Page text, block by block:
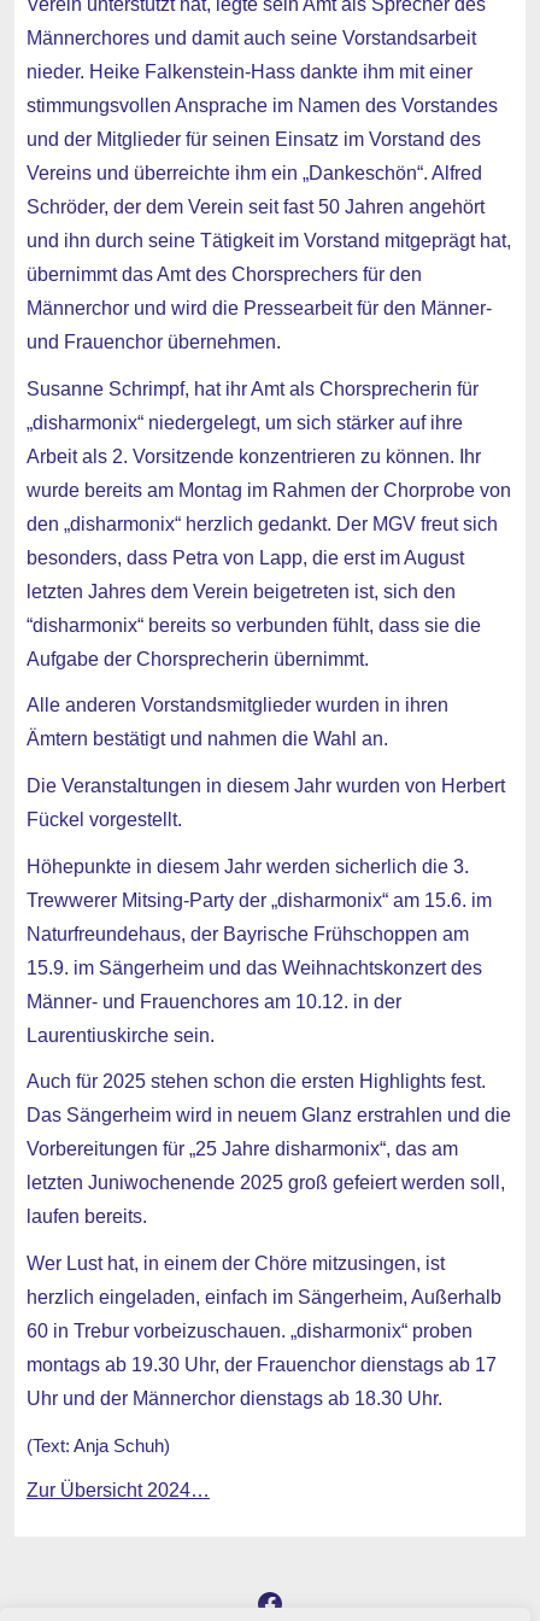
Verein unterstützt hat, legte sein Amt als Sprecher des
Männerchores und damit auch seine Vorstandsarbeit
nieder. Heike Falkenstein-Hass dankte ihm mit einer
stimmungsvollen Ansprache im Namen des Vorstandes
und der Mitglieder für seinen Einsatz im Vorstand des
Vereins und überreichte ihm ein „Dankeschön“. Alfred
Schröder, der dem Verein seit fast 50 Jahren angehört
und ihn durch seine Tätigkeit im Vorstand mitgeprägt hat,
übernimmt das Amt des Chorsprechers für den
Männerchor und wird die Pressearbeit für den Männer-
und Frauenchor übernehmen.
Susanne Schrimpf, hat ihr Amt als Chorsprecherin für
„disharmonix“ niedergelegt, um sich stärker auf ihre
Arbeit als 2. Vorsitzende konzentrieren zu können. Ihr
wurde bereits am Montag im Rahmen der Chorprobe von
den „disharmonix“ herzlich gedankt. Der MGV freut sich
besonders, dass Petra von Lapp, die erst im August
letzten Jahres dem Verein beigetreten ist, sich den
“disharmonix“ bereits so verbunden fühlt, dass sie die
Aufgabe der Chorsprecherin übernimmt.
Alle anderen Vorstandsmitglieder wurden in ihren
Ämtern bestätigt und nahmen die Wahl an.
Die Veranstaltungen in diesem Jahr wurden von Herbert
Fückel vorgestellt.
Höhepunkte in diesem Jahr werden sicherlich die 3.
Trewwerer Mitsing-Party der „disharmonix“ am 15.6. im
Naturfreundehaus, der Bayrische Frühschoppen am
15.9. im Sängerheim und das Weihnachtskonzert des
Männer- und Frauenchores am 10.12. in der
Laurentiuskirche sein.
Auch für 2025 stehen schon die ersten Highlights fest.
Das Sängerheim wird in neuem Glanz erstrahlen und die
Vorbereitungen für „25 Jahre disharmonix“, das am
letzten Juniwochenende 2025 groß gefeiert werden soll,
laufen bereits.
Wer Lust hat, in einem der Chöre mitzusingen, ist
herzlich eingeladen, einfach im Sängerheim, Außerhalb
60 in Trebur vorbeizuschauen. „disharmonix“ proben
montags ab 19.30 Uhr, der Frauenchor dienstags ab 17
Uhr und der Männerchor dienstags ab 18.30 Uhr.
(Text: Anja Schuh)
Zur Übersicht 2024…